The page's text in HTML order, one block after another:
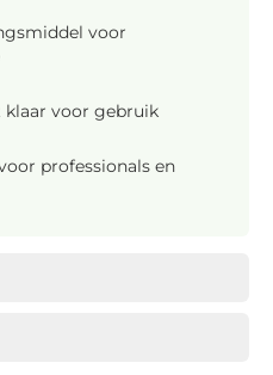
voor
klaar voor gebruik
professionals en